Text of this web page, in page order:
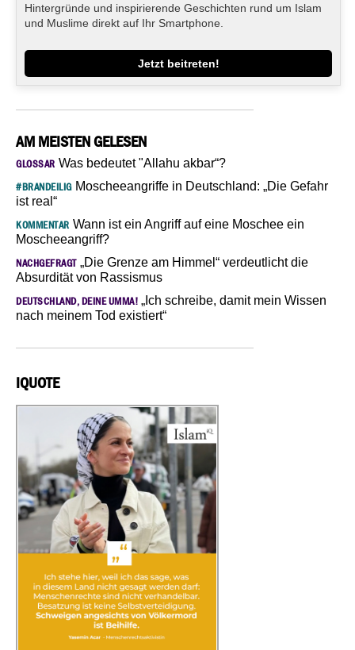
Hintergründe und inspirierende Geschichten rund um Islam
und Muslime direkt auf Ihr Smartphone.
Jetzt beitreten!
AM MEISTEN GELESEN
GLOSSAR Was bedeutet "Allahu akbar“?
#BRANDEILIGMoscheeangriffe in Deutschland: „Die Gefahr
ist real“
KOMMENTAR Wann ist ein Angriff auf eine Moschee ein
Moscheeangriff?
NACHGEFRAGT„Die Grenze am Himmel“ verdeutlicht die
Absurdität von Rassismus
DEUTSCHLAND, DEINE UMMA! „Ich schreibe, damit mein Wissen
nach meinem Tod existiert“
IQUOTE